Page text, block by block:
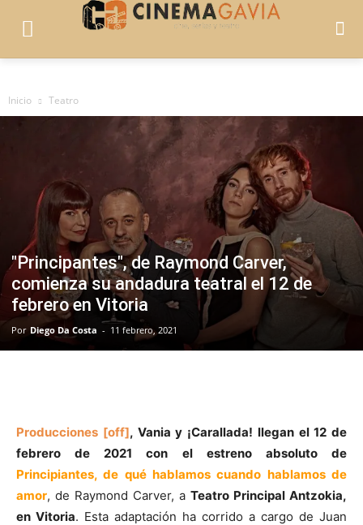
Inicio Teatro
"Principantes", de Raymond Carver,
comienza su andadura teatral el 12 de
febrero en Vitoria
Por Diego Da Costa - 11 febrero, 2021
Producciones [off], Vania y ¡Carallada! llegan el 12 de
febrero de 2021 con el estreno absoluto de
Principiantes, de qué hablamos cuando hablamos de
amor, de Raymond Carver, a Teatro Principal Antzokia,
en Vitoria. Esta adaptación ha corrido a cargo de Juan